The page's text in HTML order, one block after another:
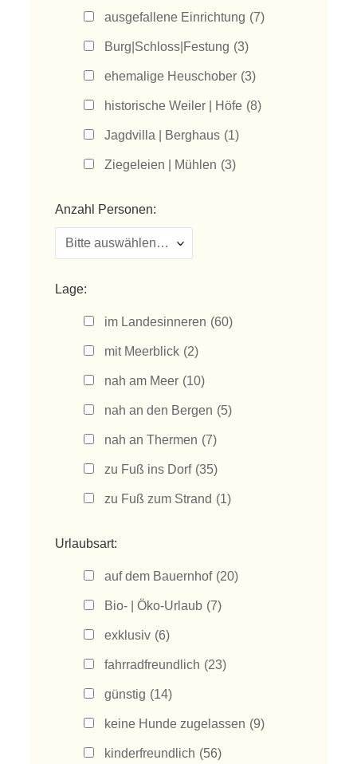
ausgefallene Einrichtung (7)
Burg|Schloss|Festung (3)
ehemalige Heuschober (3)
historische Weiler | Höfe (8)
Jagdvilla | Berghaus (1)
Ziegeleien | Mühlen (3)
Anzahl Personen:
Lage:
im Landesinneren (60)
mit Meerblick (2)
nah am Meer (10)
nah an den Bergen (5)
nah an Thermen (7)
zu Fuß ins Dorf (35)
zu Fuß zum Strand (1)
Urlaubsart:
auf dem Bauernhof (20)
Bio- | Öko-Urlaub (7)
exklusiv (6)
fahrradfreundlich (23)
günstig (14)
keine Hunde zugelassen (9)
kinderfreundlich (56)